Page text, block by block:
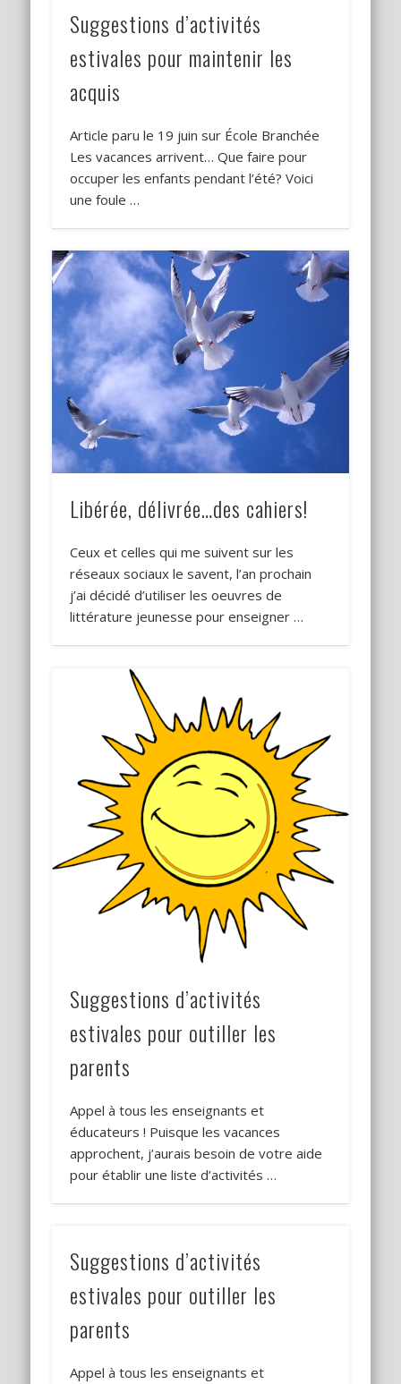
Suggestions d’activités
estivales pour maintenir les
acquis
Article paru le 19 juin sur École Branchée
Les vacances arrivent… Que faire pour
occuper les enfants pendant l’été? Voici
une foule …
Libérée, délivrée…des cahiers!
Ceux et celles qui me suivent sur les
réseaux sociaux le savent, l’an prochain
j’ai décidé d’utiliser les oeuvres de
littérature jeunesse pour enseigner …
Suggestions d’activités
estivales pour outiller les
parents
Appel à tous les enseignants et
éducateurs ! Puisque les vacances
approchent, j’aurais besoin de votre aide
pour établir une liste d’activités …
Suggestions d’activités
estivales pour outiller les
parents
Appel à tous les enseignants et